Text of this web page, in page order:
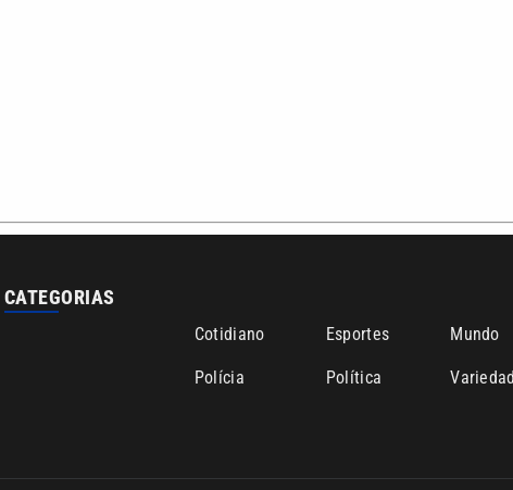
a emissora VTV SBT Área de cobertura que a VTV SBT acompanha:
reservados | Empresa de Comunicação PRM Ltda – CNPJ: 01.773.119.0001-60